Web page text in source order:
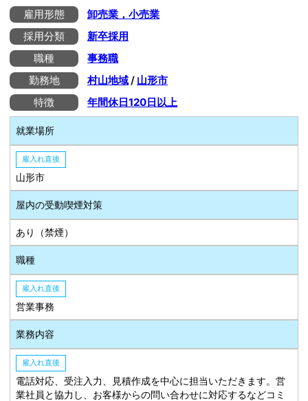
雇用形態
卸売業，小売業
採用分類
新卒採用
職種
事務職
勤務地
村山地域 / 山形市
特徴
年間休日120日以上
就業場所
雇入れ直後
山形市
屋内の受動喫煙対策
あり（禁煙）
職種
雇入れ直後
営業事務
業務内容
雇入れ直後
電話対応、受注入力、見積作成を中心に担当いただきます。営
業社員と協力し、お客様からの問い合わせに対応するなどコミ